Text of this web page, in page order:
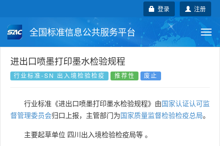
注册
登录
全国标准信息公共服务平台
国家标准 行业标准
国外标准 技术委员会
进出口喷墨打印墨水检验规程
行业标准-SN 出入境检验检疫 推荐性 废止
行业标准《进出口喷墨打印墨水检验规程》由国家认证认可监
督管理委员会归口上报，主管部门为国家质量监督检验检疫总局。
主要起草单位 四川出入境检验检疫局等 。